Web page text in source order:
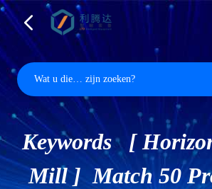
Keywords [
Mill ] Match 50